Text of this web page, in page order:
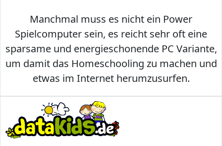
Manchmal muss es nicht ein Power
Spielcomputer sein, es reicht sehr oft eine
sparsame und energieschonende PC Variante,
um damit das Homeschooling zu machen und
etwas im Internet herumzusurfen.